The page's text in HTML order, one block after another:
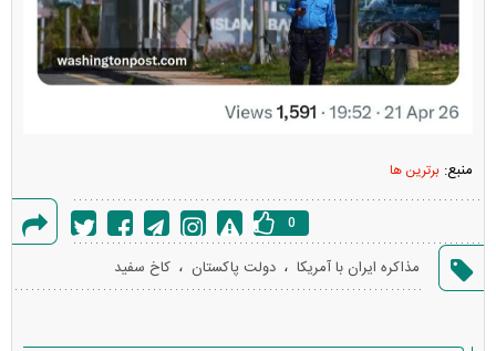
منبع: برترین ها
گزارش
خطا
0
مذاکره ایران با آمریکا ، دولت پاکستان ، کاخ سفید